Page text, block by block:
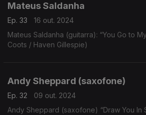
Mateus Saldanha
Ep. 33
16 out. 2024
Mateus Saldanha (guitarra): “You Go to
Coots / Haven Gillespie)
Andy Sheppard (saxofone)
Ep. 32
09 out. 2024
Andy Sheppard (saxofone) “Draw You In Stars” (Andy